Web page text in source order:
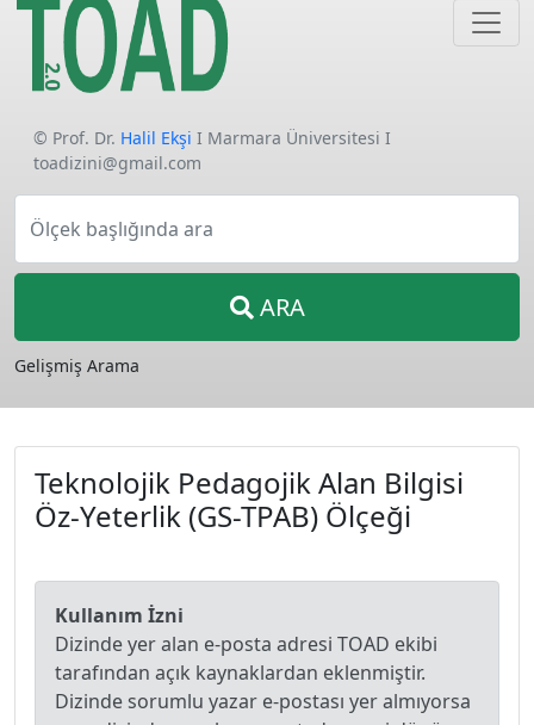
© Prof. Dr. Halil Ekşi I Marmara Üniversitesi I
toadizini@gmail.com
Ölçek başlığında ara
ARA
Gelişmiş Arama
Teknolojik Pedagojik Alan Bilgisi
Öz-Yeterlik (GS-TPAB) Ölçeği
Kullanım İzni
Dizinde yer alan e-posta adresi TOAD ekibi
tarafından açık kaynaklardan eklenmiştir.
Dizinde sorumlu yazar e-postası yer almıyorsa